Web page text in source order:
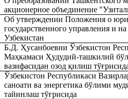
акционерное объединение
Об утверждении Положения о
государственного управления и
Узбекистан
Б.Д. Ҳусанбоевни Ўзбекистон
Маҳкамаси Ҳудудий-ташкилий
вазифасидан озод қилиш тўғ
Ўзбекистон Республикаси
саноати ва энергетика бўлими
тайинлаш тўғрисида